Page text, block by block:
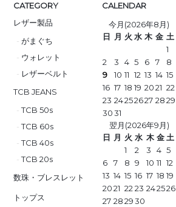
CATEGORY
レザー製品
がまぐち
ウォレット
レザーベルト
TCB JEANS
TCB 50s
TCB 60s
TCB 40s
TCB 20s
数珠・ブレスレット
トップス
CALENDAR
今月(2026年8月)
日 月 火 水 木 金 土
1
2
3 4 5 6 7
8
9
10 11 12 13 14 15
16 17 18 19 20 21 22
23 24252627 28 29
30 31
翌月(2026年9月)
日 月 火 水 木 金 土
1
2 3 4 5
6
7 8 9 10 11 12
13 14 15 16 17 18 19
20 21 22 23 242526
27 28 29 30